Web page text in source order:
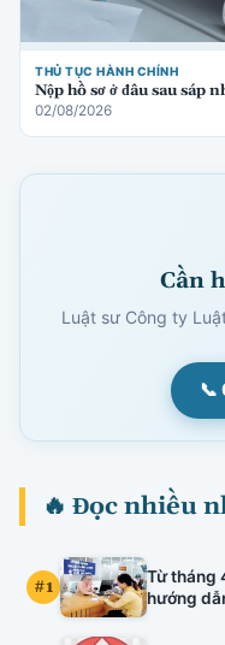
THỦ TỤC HÀNH CHÍNH
Nộp hồ sơ ở đâu sau sáp
02/08/2026
Cần
Luật sư Công ty
📞
🔥 Đọc nhiều
#1
Từ tháng
hướng